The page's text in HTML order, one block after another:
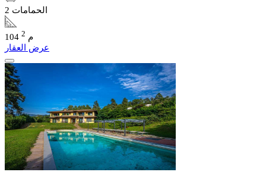
2 الحمامات
104 م 2
عرض العقار